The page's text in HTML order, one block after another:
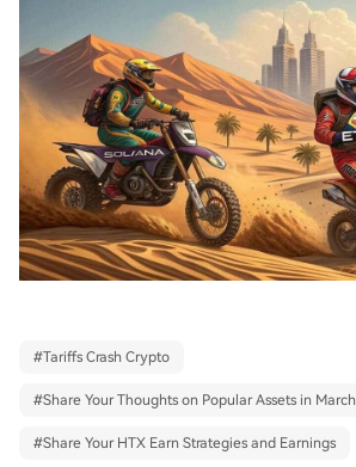
#Tariffs Crash Crypto
#Share Your Thoughts on Popular Assets in March
#Share Your HTX Earn Strategies and Earnings